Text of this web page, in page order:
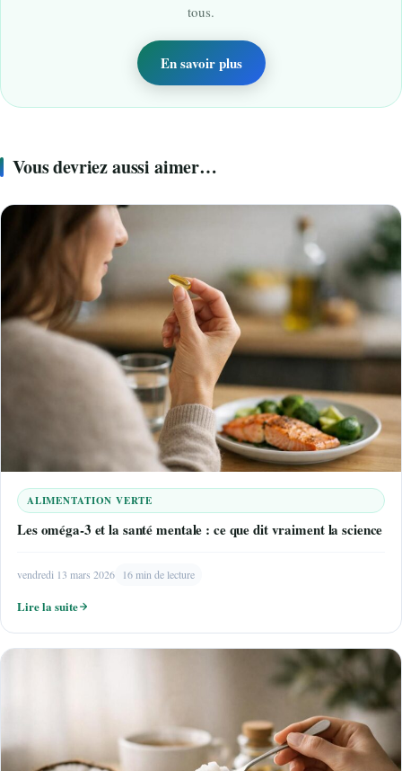
tous.
En savoir plus
Vous devriez aussi aimer…
ALIMENTATION VERTE
Les oméga-3 et la santé mentale : ce que dit vraiment la science
vendredi 13 mars 2026 16 min de lecture
Lire la suite